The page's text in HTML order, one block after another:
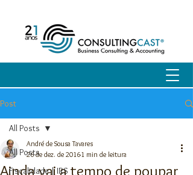
Post
All Posts
Fiscalidade | IRS
All Posts
Ainda vai a tempo de poupar
André de Sousa Tavares
26 de dez. de 20161 min de leitura